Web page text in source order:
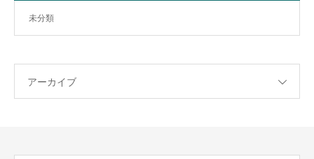
未分類
アーカイブ